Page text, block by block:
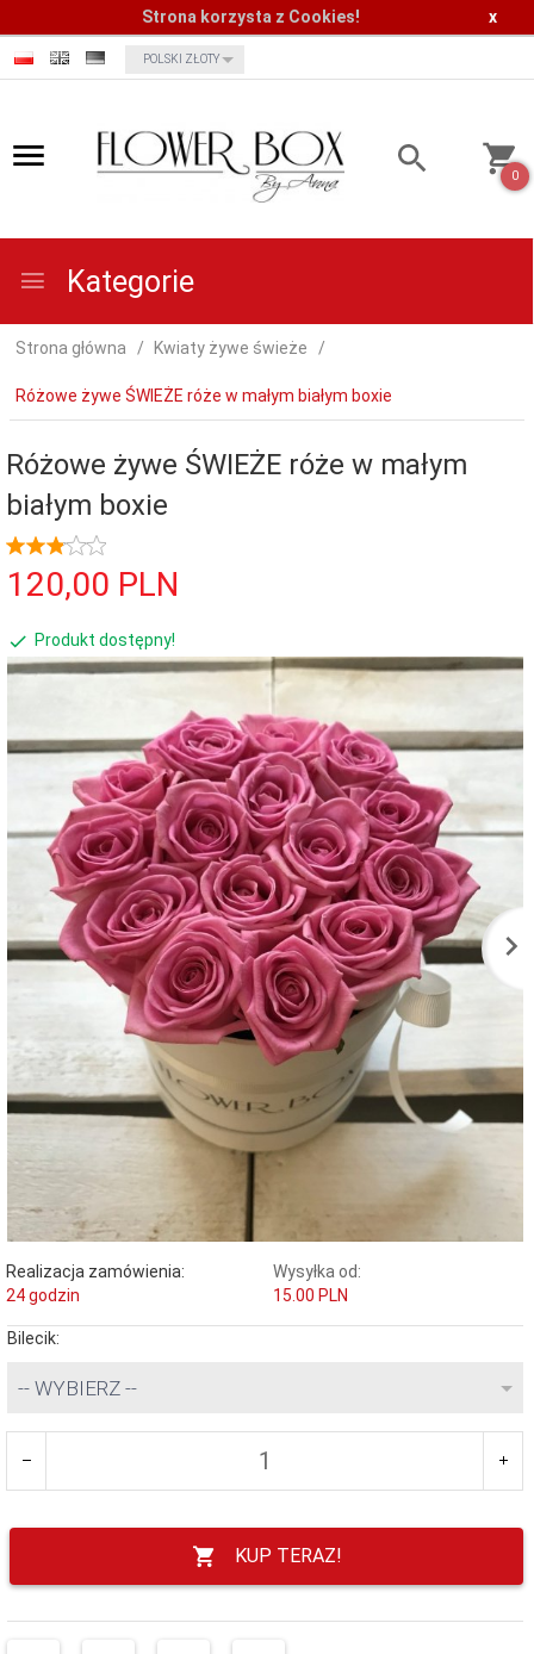
Strona korzysta z Cookies! x
currency_h
POLSKI ZŁOTY
0
Kategorie
Strona główna Kwiaty żywe świeże
Różowe żywe ŚWIEŻE róże w małym białym boxie
Różowe żywe ŚWIEŻE róże w małym
białym boxie
120,00 PLN
Produkt dostępny!
Realizacja zamówienia:
24 godzin
Wysyłka od:
15.00 PLN
Bilecik:
-- WYBIERZ --
KUP TERAZ!